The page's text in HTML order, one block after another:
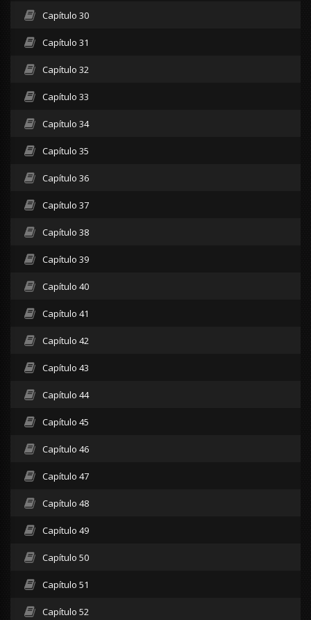
Capítulo 30
Capítulo 31
Capítulo 32
Capítulo 33
Capítulo 34
Capítulo 35
Capítulo 36
Capítulo 37
Capítulo 38
Capítulo 39
Capítulo 40
Capítulo 41
Capítulo 42
Capítulo 43
Capítulo 44
Capítulo 45
Capítulo 46
Capítulo 47
Capítulo 48
Capítulo 49
Capítulo 50
Capítulo 51
Capítulo 52